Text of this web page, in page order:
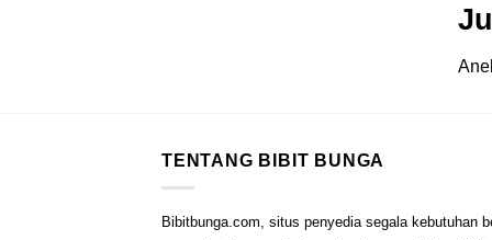
TENTANG BIBIT BUNGA
Bibitbunga.com, situs penyedia segala kebutuhan